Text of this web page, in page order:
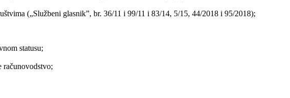
(„Službeni glasnik”, br. 36/11 i 99/11 i 83/14, 5/15, 44/2018 i 95/2018);
statusu;
računovodstvo;